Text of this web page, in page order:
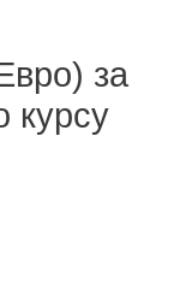
за
курсу